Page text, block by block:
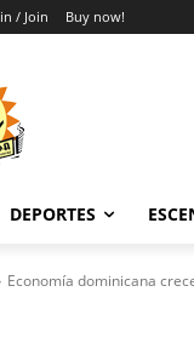
/ Join Buy now!
DEPORTES
Economía dominicana